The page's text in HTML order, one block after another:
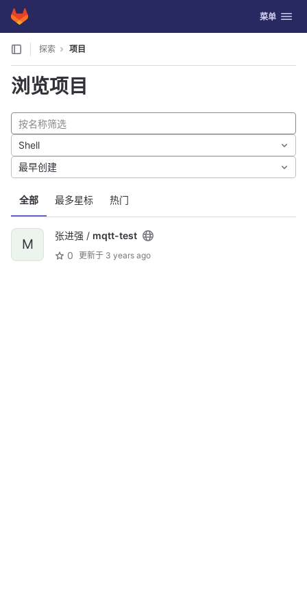
Skip to content
GitLab 切换导航
菜单
探索 项目
浏览项目
全部 最多星标 热门
Shell
最早创建
M
张进强 / mqtt-test
0 更新于 3 years ago